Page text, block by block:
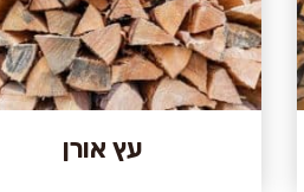
עץ אורן